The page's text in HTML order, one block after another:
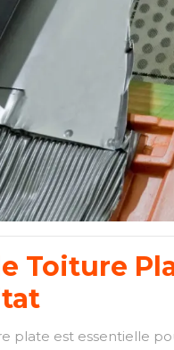
Toiture
plate est essentielle